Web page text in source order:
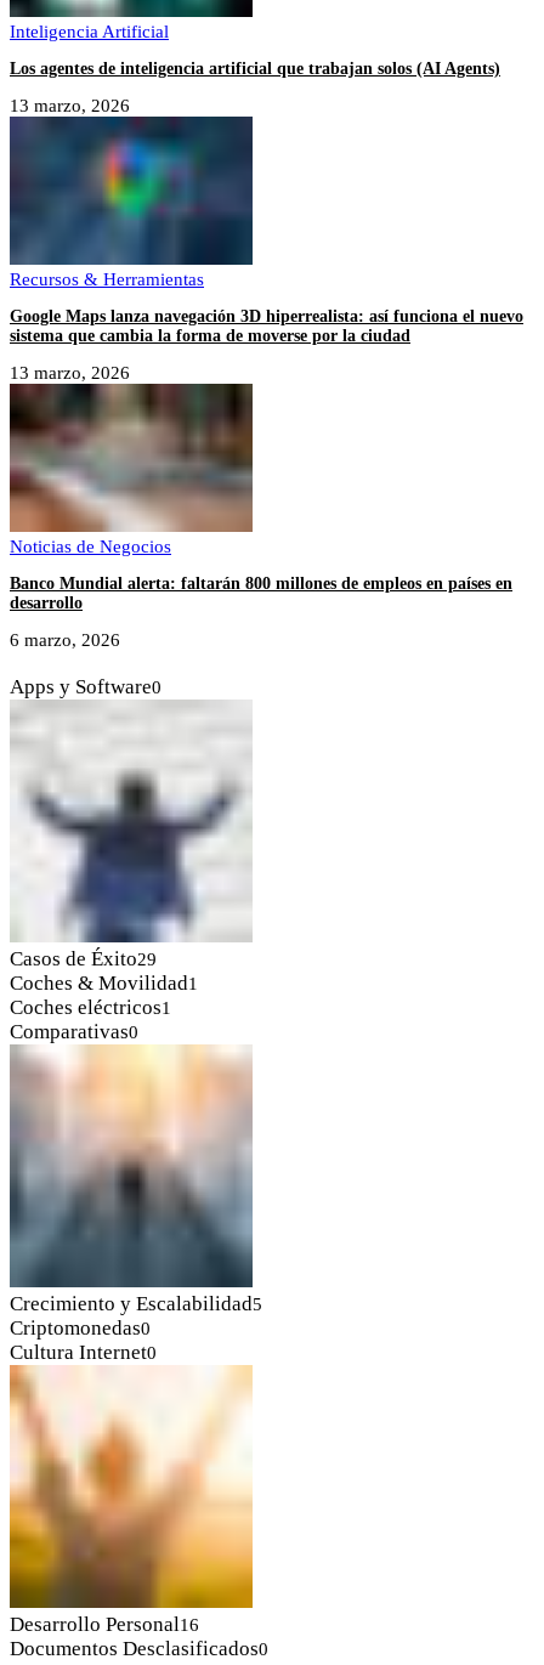
Inteligencia Artificial
Los agentes de inteligencia artificial que trabajan solos (AI Agents)
13 marzo, 2026
Recursos & Herramientas
Google Maps lanza navegación 3D hiperrealista: así funciona el nuevo
sistema que cambia la forma de moverse por la ciudad
13 marzo, 2026
Noticias de Negocios
Banco Mundial alerta: faltarán 800 millones de empleos en países en
desarrollo
6 marzo, 2026
Apps y Software0
Casos de Éxito29
Coches & Movilidad1
Coches eléctricos1
Comparativas0
Crecimiento y Escalabilidad5
Criptomonedas0
Cultura Internet0
Desarrollo Personal16
Documentos Desclasificados0